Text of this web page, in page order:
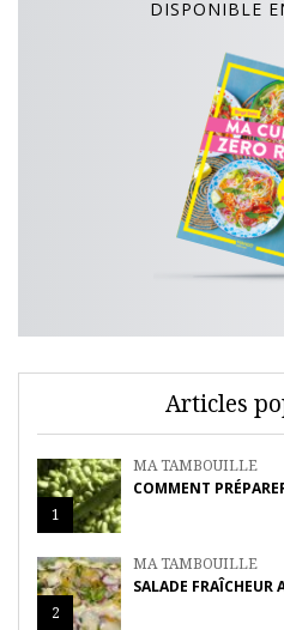
DISPONIBLE
Articles
1
MA TAMBOUILLE
COMMENT
2
MA TAMBOUILLE
SALADE FRAÎCHEUR